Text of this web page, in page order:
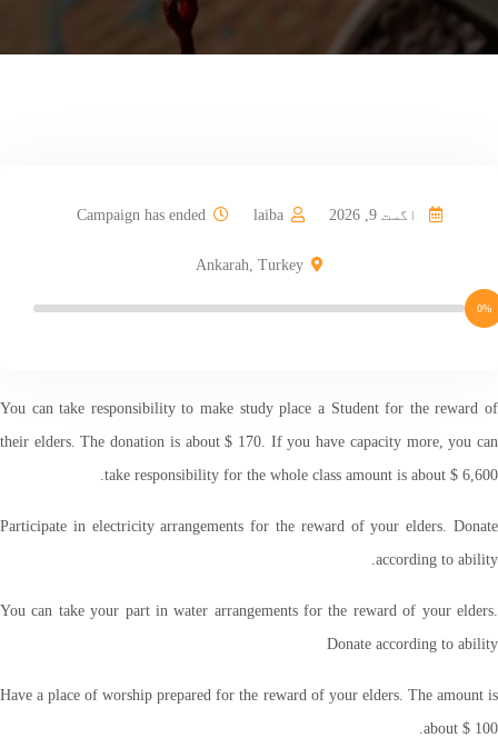
اگست 9, 2026 laiba
Campaign has ended
Ankarah, Turkey
0%
You can take responsibility to make study place a Student for the reward of
their elders. The donation is about $ 170. If you have capacity more, you can
take responsibility for the whole class amount is about $ 6,600.
Participate in electricity arrangements for the reward of your elders. Donate
according to ability.
You can take your part in water arrangements for the reward of your elders.
Donate according to ability
Have a place of worship prepared for the reward of your elders. The amount is
about $ 100.